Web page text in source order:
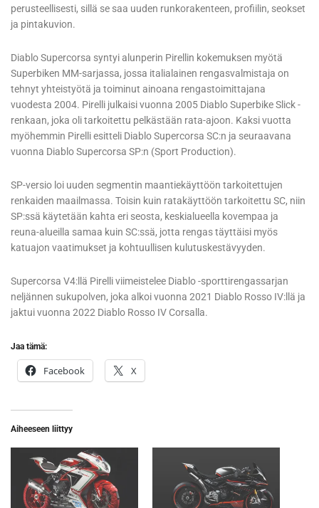
perusteellisesti, sillä se saa uuden runkorakenteen, profiilin, seokset
ja pintakuvion.
Diablo Supercorsa syntyi alunperin Pirellin kokemuksen myötä
Superbiken MM-sarjassa, jossa italialainen rengasvalmistaja on
tehnyt yhteistyötä ja toiminut ainoana rengastoimittajana
vuodesta 2004. Pirelli julkaisi vuonna 2005 Diablo Superbike Slick -
renkaan, joka oli tarkoitettu pelkästään rata-ajoon. Kaksi vuotta
myöhemmin Pirelli esitteli Diablo Supercorsa SC:n ja seuraavana
vuonna Diablo Supercorsa SP:n (Sport Production).
SP-versio loi uuden segmentin maantiekäyttöön tarkoitettujen
renkaiden maailmassa. Toisin kuin ratakäyttöön tarkoitettu SC, niin
SP:ssä käytetään kahta eri seosta, keskialueella kovempaa ja
reuna-alueilla samaa kuin SC:ssä, jotta rengas täyttäisi myös
katuajon vaatimukset ja kohtuullisen kulutuskestävyyden.
Supercorsa V4:llä Pirelli viimeistelee Diablo -sporttirengassarjan
neljännen sukupolven, joka alkoi vuonna 2021 Diablo Rosso IV:llä ja
jaktui vuonna 2022 Diablo Rosso IV Corsalla.
Jaa tämä:
Facebook X
Aiheeseen liittyy